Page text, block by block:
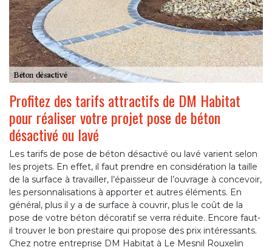
Profitez des tarifs attractifs de DM Habitat
pour réaliser votre projet pose de béton
désactivé ou lavé
Les tarifs de pose de béton désactivé ou lavé varient selon
les projets. En effet, il faut prendre en considération la taille
de la surface à travailler, l’épaisseur de l’ouvrage à concevoir,
les personnalisations à apporter et autres éléments. En
général, plus il y a de surface à couvrir, plus le coût de la
pose de votre béton décoratif se verra réduite. Encore faut-
il trouver le bon prestaire qui propose des prix intéressants.
Chez notre entreprise DM Habitat à Le Mesnil Rouxelin